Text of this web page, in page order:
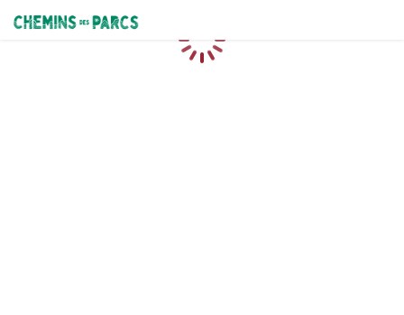
Chemins des Parcs
Loading